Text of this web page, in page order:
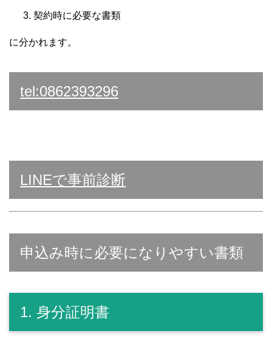
契約時に必要な書類
に分かれます。
tel:0862393296
LINEで事前診断
申込み時に必要になりやすい書類
1. 身分証明書